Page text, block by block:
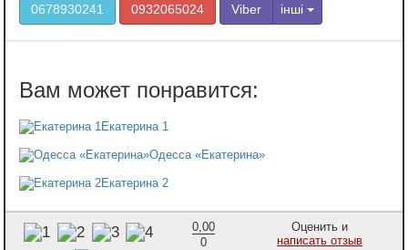
0678930241 0932065024 Viber інші
Екатерина 1
Одесса «Екатерина»
Екатерина 2
0,00
0
Оценить и
написать отзыв